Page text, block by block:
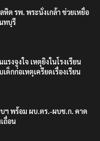
หิต รพ. พระนั่งเกล้า ช่วยเหยื่อ
ทบุรี
รงจูงใจ เหตุยิงในโรงเรียน
ด็กก่อเหตุเครียดเรื่องเรียน
บฯ พร้อม ผบ.ตร.-ผบช.ก. คาด
ถื่อน